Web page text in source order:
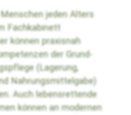
jeden Alters
Fachkabinett
können praxisnah
der Grund-
(Lagerung,
Nahrungsmittelgabe)
Auch lebensrettende
können an modernen